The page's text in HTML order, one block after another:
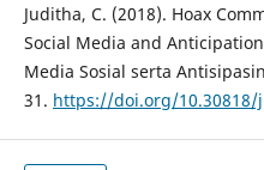
Juditha, C. (2018). Hoax
Social Media and
Media Sosial serta
31. https://doi.org/10.30818/